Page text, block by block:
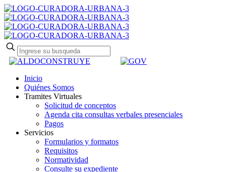
Inicio
Quiénes Somos
Tramites Virtuales
Solicitud de conceptos
Agenda cita consultas verbales presenciales
Pagos
Servicios
Formularios y formatos
Requisitos
Normatividad
Consulte su expediente